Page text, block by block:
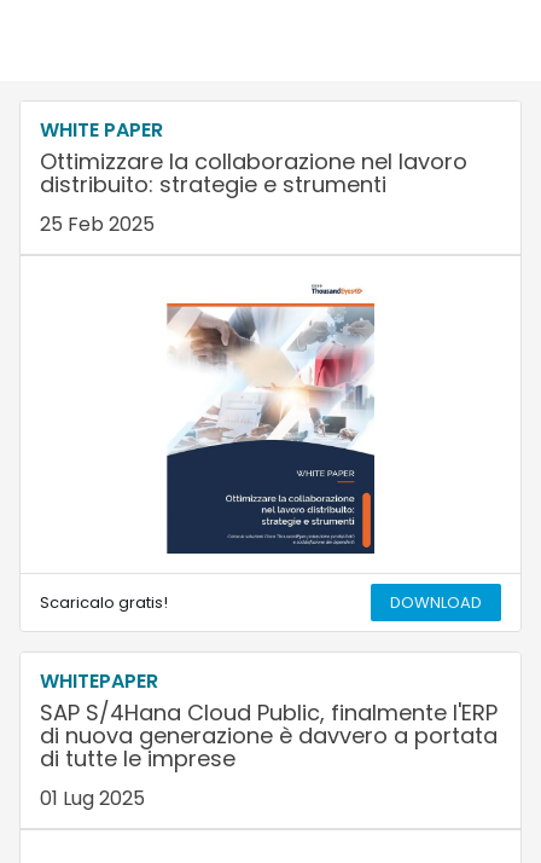
WHITE PAPER
Ottimizzare la collaborazione nel lavoro
distribuito: strategie e strumenti
25 Feb 2025
Scaricalo gratis! DOWNLOAD
WHITEPAPER
SAP S/4Hana Cloud Public, finalmente l'ERP
di nuova generazione è davvero a portata
di tutte le imprese
01 Lug 2025